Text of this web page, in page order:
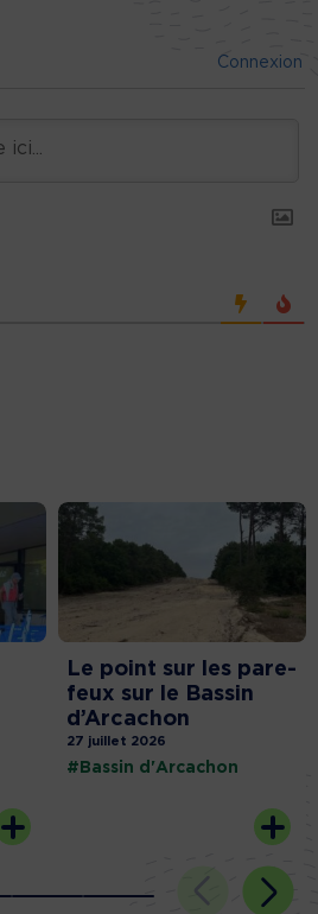
Connexion
Le point sur les pare-
feux sur le Bassin
d’Arcachon
27 juillet 2026
#Bassin d'Arcachon